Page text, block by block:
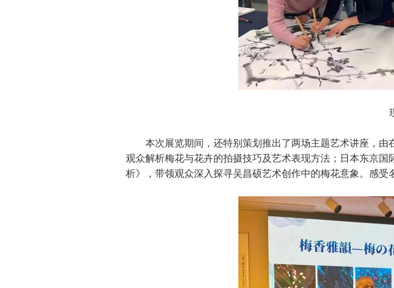
本次展览期间，还特别策划推出了两场主题艺术讲座，
观众解析梅花与花卉的拍摄技巧及艺术表现方法；日本东京
析》，带领观众深入探寻吴昌硕艺术创作中的梅花意象。感受